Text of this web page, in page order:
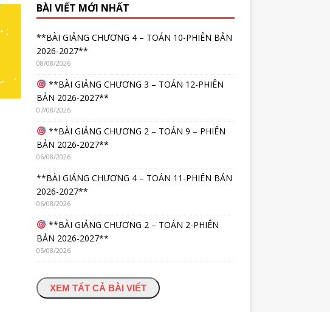
BÀI VIẾT MỚI NHẤT
**BÀI GIẢNG CHƯƠNG 4 – TOÁN 10-PHIÊN BẢN
2026-2027**
08/08/2026
**BÀI GIẢNG CHƯƠNG 3 – TOÁN 12-PHIÊN
BẢN 2026-2027**
07/08/2026
**BÀI GIẢNG CHƯƠNG 2 – TOÁN 9 – PHIÊN
BẢN 2026-2027**
06/08/2026
**BÀI GIẢNG CHƯƠNG 4 – TOÁN 11-PHIÊN BẢN
2026-2027**
06/08/2026
**BÀI GIẢNG CHƯƠNG 2 – TOÁN 2-PHIÊN
BẢN 2026-2027**
05/08/2026
XEM TẤT CẢ BÀI VIẾT